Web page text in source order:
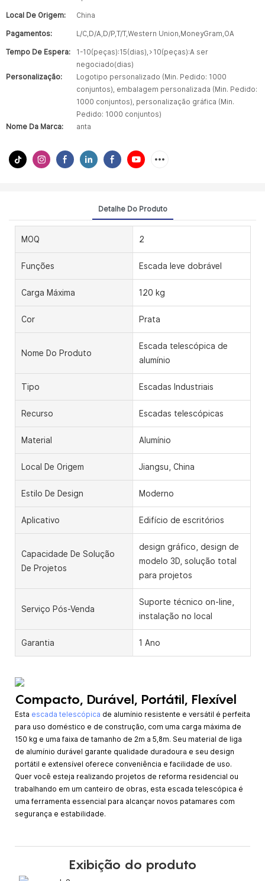
Local De Origem: China
Pagamentos: L/C,D/A,D/P,T/T,Western Union,MoneyGram,OA
Tempo De Espera:
1-10(peças):15(dias),>10(peças):A ser
negociado(dias)
Personalização:
Logotipo personalizado (Min. Pedido: 1000
conjuntos), embalagem personalizada (Min. Pedido:
1000 conjuntos), personalização gráfica (Min.
Pedido: 1000 conjuntos)
Nome Da Marca:
anta
Detalhe Do Produto
MOQ 2
Funções Escada leve dobrável
Carga Máxima 120 kg
Cor Prata
Nome Do Produto
Escada telescópica de
alumínio
Tipo Escadas Industriais
Recurso Escadas telescópicas
Material Alumínio
Local De Origem Jiangsu, China
Estilo De Design Moderno
Aplicativo Edifício de escritórios
Capacidade De Solução
De Projetos
design gráfico, design de
modelo 3D, solução total
para projetos
Serviço Pós-Venda
Suporte técnico on-line,
instalação no local
Garantia 1 Ano
Compacto, Durável, Portátil, Flexível
Esta escada telescópica de alumínio resistente e versátil é perfeita
para uso doméstico e de construção, com uma carga máxima de
150 kg e uma faixa de tamanho de 2m a 5,8m. Seu material de liga
de alumínio durável garante qualidade duradoura e seu design
portátil e extensível oferece conveniência e facilidade de uso.
Quer você esteja realizando projetos de reforma residencial ou
trabalhando em um canteiro de obras, esta escada telescópica é
uma ferramenta essencial para alcançar novos patamares com
segurança e estabilidade.
Exibição do produto